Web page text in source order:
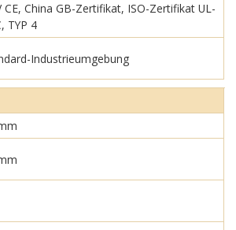
CE, China GB-Zertifikat, ISO-Zertifikat UL-
TYP 4
Industrieumgebung